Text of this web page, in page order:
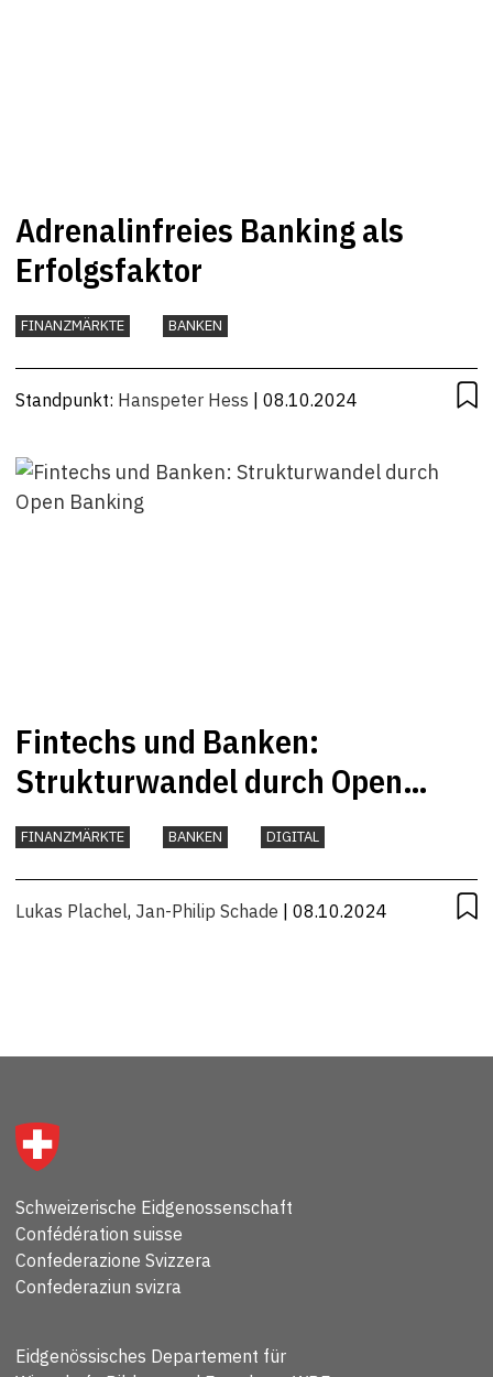
Adrenalinfreies Banking als
Erfolgsfaktor
FINANZMÄRKTE BANKEN
Standpunkt: Hanspeter Hess | 08.10.2024
Fintechs und Banken:
Strukturwandel durch Open
Banking
FINANZMÄRKTE BANKEN DIGITAL
Lukas Plachel, Jan-Philip Schade | 08.10.2024
Schweizerische Eidgenossenschaft
Confédération suisse
Confederazione Svizzera
Confederaziun svizra
Eidgenössisches Departement für